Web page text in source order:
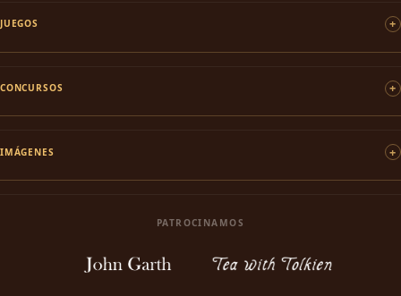
JUEGOS
CONCURSOS
IMÁGENES
PATROCINAMOS